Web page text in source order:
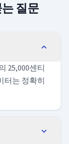
질문
25,000센티
터는 정확히